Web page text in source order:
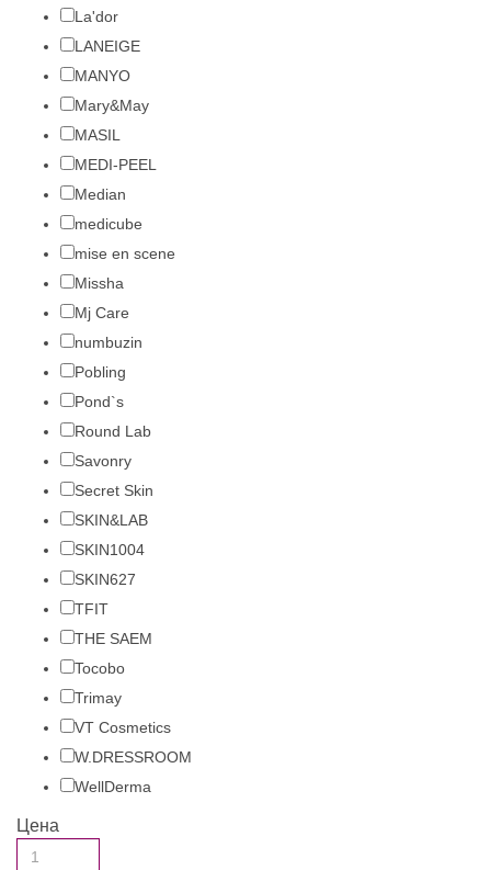
La'dor
LANEIGE
MANYO
Mary&May
MASIL
MEDI-PEEL
Median
medicube
mise en scene
Missha
Mj Care
numbuzin
Pobling
Pond`s
Round Lab
Savonry
Secret Skin
SKIN&LAB
SKIN1004
SKIN627
TFIT
THE SAEM
Tocobo
Trimay
VT Cosmetics
W.DRESSROOM
WellDerma
Цена